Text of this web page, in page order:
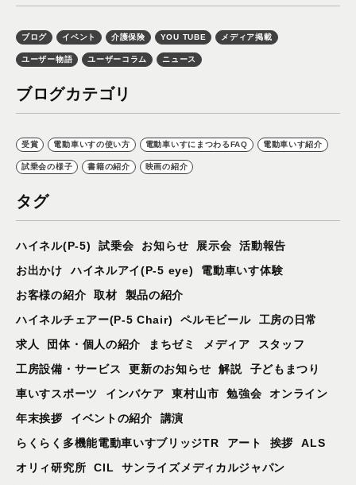
ブログ イベント 介護保険 YOU TUBE メディア掲載
ユーザー物語 ユーザーコラム ニュース
ブログカテゴリ
受賞 電動車いすの使い方 電動車いすにまつわるFAQ 電動車いす紹介
試乗会の様子 書籍の紹介 映画の紹介
タグ
ハイネル(P-5) 試乗会 お知らせ 展示会
活動報告
お出かけ
ハイネルアイ(P-5 eye)
電動車いす体験
お客様の紹介
取材
製品の紹介
ハイネルチェアー(P-5 Chair)
ペルモビール
工房の日常
求人
団体・個人の紹介 まちゼミ メディア
スタッフ
工房設備・サービス
更新のお知らせ 解説
子どもまつり
車いすスポーツ
インバケア 東村山市 勉強会
オンライン
年末挨拶
イベントの紹介
講演
らくらく多機能電動車いすブリッジTR
アート 挨拶
ALS
オリィ研究所
CIL
サンライズメディカルジャパン